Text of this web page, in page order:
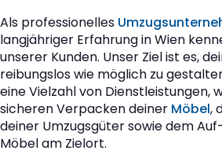
Als professionelles
langjähriger Erfahrung in Wien
unserer Kunden. Unser Ziel ist es,
reibungslos wie möglich zu
eine Vielzahl von Dienstleistungen,
sicheren Verpacken deiner Möbel,
deiner Umzugsgüter sowie dem
Möbel am Zielort.